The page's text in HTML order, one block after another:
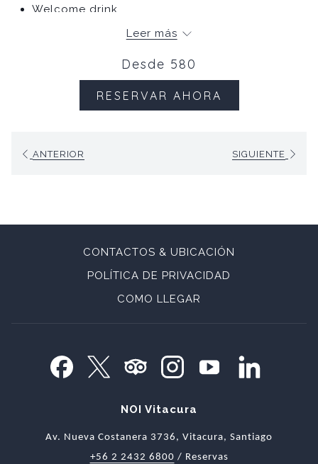
Welcome drink
Amenidad de bienvenida
Terrunyo Food & Wine – cata premium +
tiempos
– incluye copa de bienvenida, cata
Leer más
Desde 580
RESERVAR AHORA
ANTERIOR SIGUIENTE
CONTACTOS & UBICACIÓN
POLÍTICA DE PRIVACIDAD
COMO LLEGAR
NUEVA
PESTAÑA
NOI Vitacura
Av. Nueva Costanera 3736, Vitacura, Santiago
+56 2 2432 6800 / Reservas